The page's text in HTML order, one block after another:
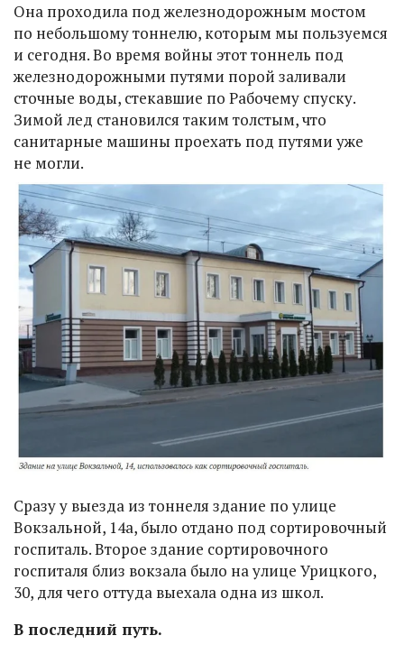
Она проходила под железнодорожным мостом
по небольшому тоннелю, которым мы пользуемся
и сегодня. Во время войны этот тоннель под
железнодорожными путями порой заливали
сточные воды, стекавшие по Рабочему спуску.
Зимой лед становился таким толстым, что
санитарные машины проехать под путями уже
не могли.
Сразу у выезда из тоннеля здание по улице
Вокзальной, 14а, было отдано под сортировочный
госпиталь. Второе здание сортировочного
госпиталя близ вокзала было на улице Урицкого,
30, для чего оттуда выехала одна из школ.
В последний путь.